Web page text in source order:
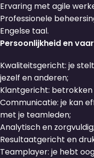
Ervaring met agile
Professionele
Engelse taal.
Persoonlijkheid en
Kwaliteitsgericht: je
jezelf en anderen;
Klantgericht:
Communicatie: je kan
met je teamleden;
Analytisch en zorgvuldig;
Resultaatgericht en
Teamplayer: je hebt